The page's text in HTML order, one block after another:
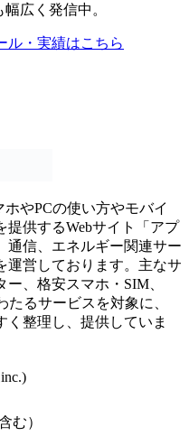
広く発信中。
ル・実績はこちら
やPCの使い方やモバイ
提供するWebサイト「アプ
通信、エネルギー関連サー
運営しております。主なサ
、格安スマホ・SIM、
るサービスを対象に、
整理し、提供していま
む）